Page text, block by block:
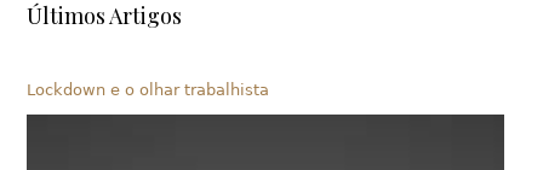
Últimos Artigos
Lockdown e o olhar trabalhista